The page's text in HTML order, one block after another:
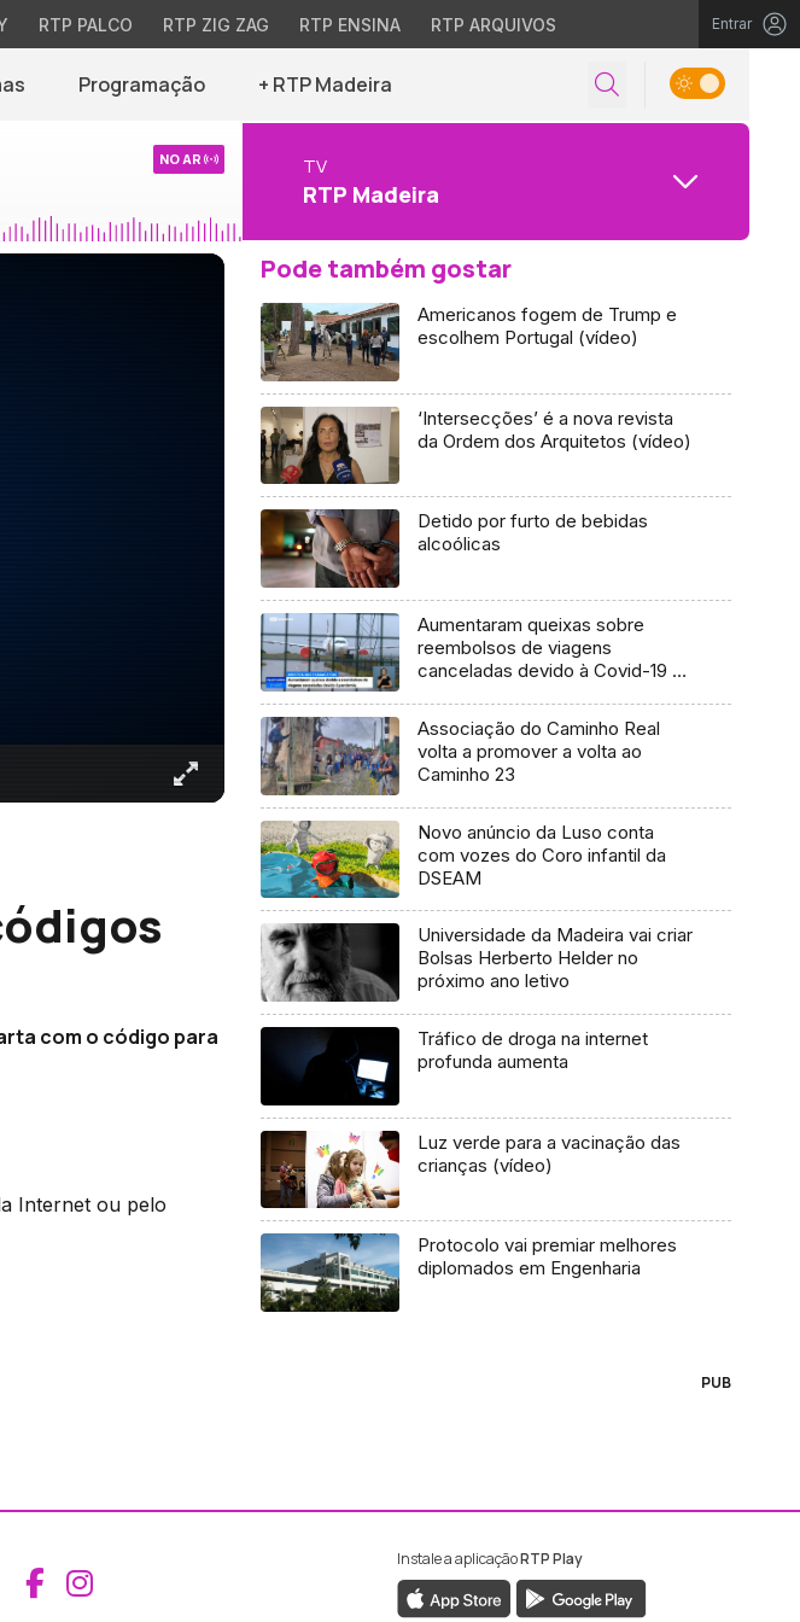
RTP PALCO RTP ZIG ZAG RTP ENSINA RTP ARQUIVOS Entrar
Programação + RTP Madeira
NO AR TV
RTP Madeira
com o código para
Internet ou pelo
Pode também gostar
Americanos fogem de Trump e
escolhem Portugal (vídeo)
‘Intersecções’ é a nova revista
da Ordem dos Arquitetos (vídeo)
Detido por furto de bebidas
alcoólicas
Aumentaram queixas sobre
reembolsos de viagens
canceladas devido à Covid-19 –
Associação do Caminho Real
volta a promover a volta ao
Caminho 23
Novo anúncio da Luso conta
com vozes do Coro infantil da
DSEAM
Universidade da Madeira vai criar
Bolsas Herberto Helder no
próximo ano letivo
Tráfico de droga na internet
profunda aumenta
Luz verde para a vacinação das
crianças (vídeo)
Protocolo vai premiar melhores
diplomados em Engenharia
PUB
Aceder ao Facebook da RTP Madeira
Aceder ao Instagram da RTP Madeira
Instale a aplicaçãoRTP Play